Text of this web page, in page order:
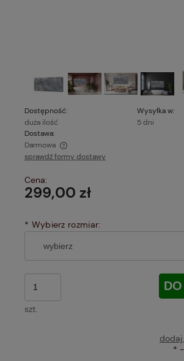
Dostępność:
duża ilość
Wysyłka w:
5 dni
Dostawa:
Darmowa
Cena nie zawiera ewentualnych kosztów
sprawdź formy dostawy
Cena:
299,00 zł
* Wybierz rozmiar:
szt.
dodaj
*